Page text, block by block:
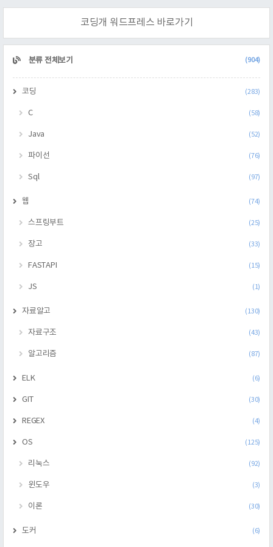
코딩개 워드프레스 바로가기
CATEGORY
분류 전체보기 (904)
코딩 (283)
C (58)
Java (52)
파이선 (76)
Sql (97)
웹 (74)
스프링부트 (25)
장고 (33)
FASTAPI (15)
JS (1)
자료알고 (130)
자료구조 (43)
알고리즘 (87)
ELK (6)
GIT (30)
REGEX (4)
OS (125)
리눅스 (92)
윈도우 (3)
이론 (30)
도커 (6)